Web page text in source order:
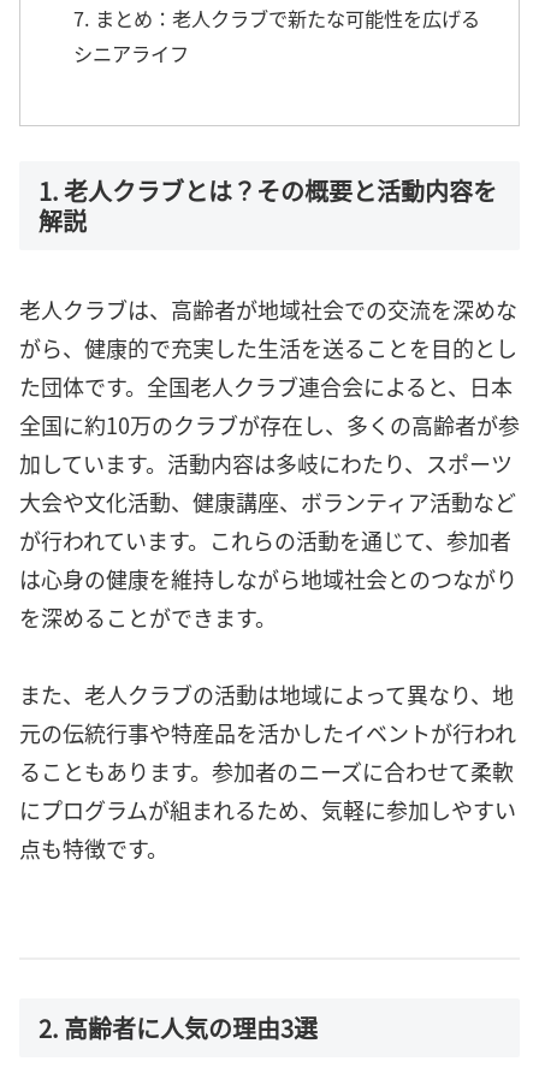
7. まとめ：老人クラブで新たな可能性を広げる
シニアライフ
1. 老人クラブとは？その概要と活動内容を
解説
老人クラブは、高齢者が地域社会での交流を深めな
がら、健康的で充実した生活を送ることを目的とし
た団体です。全国老人クラブ連合会によると、日本
全国に約10万のクラブが存在し、多くの高齢者が参
加しています。活動内容は多岐にわたり、スポーツ
大会や文化活動、健康講座、ボランティア活動など
が行われています。これらの活動を通じて、参加者
は心身の健康を維持しながら地域社会とのつながり
を深めることができます。
また、老人クラブの活動は地域によって異なり、地
元の伝統行事や特産品を活かしたイベントが行われ
ることもあります。参加者のニーズに合わせて柔軟
にプログラムが組まれるため、気軽に参加しやすい
点も特徴です。
2. 高齢者に人気の理由3選